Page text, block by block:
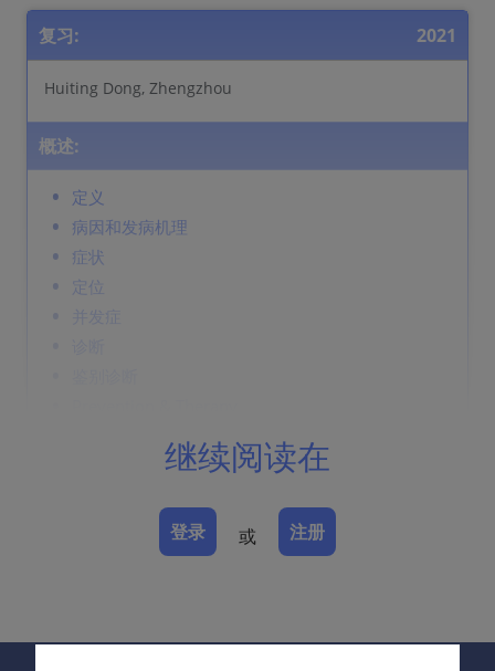
复习: 2021
Huiting Dong, Zhengzhou
概述:
定义
病因和发病机理
症状
定位
并发症
尿布部位的刺激性接触性皮炎，与表皮屏障因粪便中的脂
肪酶和蛋白酶受损有关。
继续阅读在
登录 或 注册